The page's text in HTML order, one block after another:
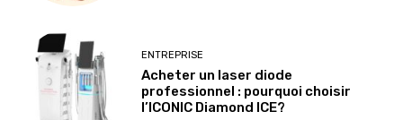
ENTREPRISE
Acheter un laser diode
professionnel : pourquoi choisir
l’ICONIC Diamond ICE?